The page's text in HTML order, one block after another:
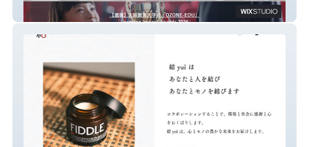
一般社団法人日本1EdTech協会